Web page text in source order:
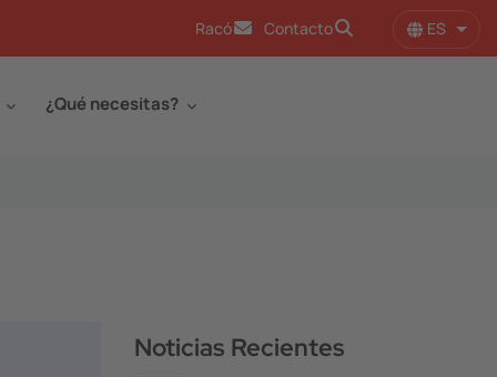
Racó Contacto ES
¿Qué necesitas?
Noticias Recientes